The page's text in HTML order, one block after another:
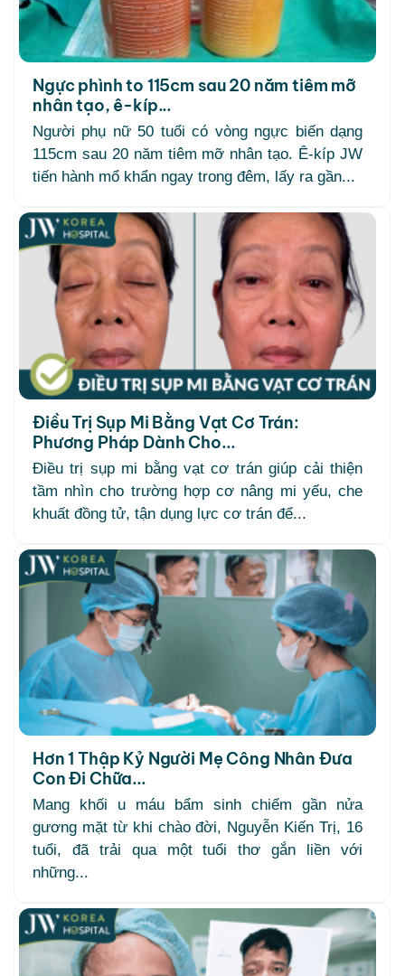
Ngực phình to 115cm sau 20 năm tiêm mỡ
nhân tạo, ê-kíp...
Người phụ nữ 50 tuổi có vòng ngực biến dạng
115cm sau 20 năm tiêm mỡ nhân tạo. Ê-kíp JW
tiến hành mổ khẩn ngay trong đêm, lấy ra gần...
Điều Trị Sụp Mi Bằng Vạt Cơ Trán:
Phương Pháp Dành Cho...
Điều trị sụp mi bằng vạt cơ trán giúp cải thiện
tầm nhìn cho trường hợp cơ nâng mi yếu, che
khuất đồng tử, tận dụng lực cơ trán để...
Hơn 1 Thập Kỷ Người Mẹ Công Nhân Đưa
Con Đi Chữa...
Mang khối u máu bẩm sinh chiếm gần nửa
gương mặt từ khi chào đời, Nguyễn Kiến Trị, 16
tuổi, đã trải qua một tuổi thơ gắn liền với
những...